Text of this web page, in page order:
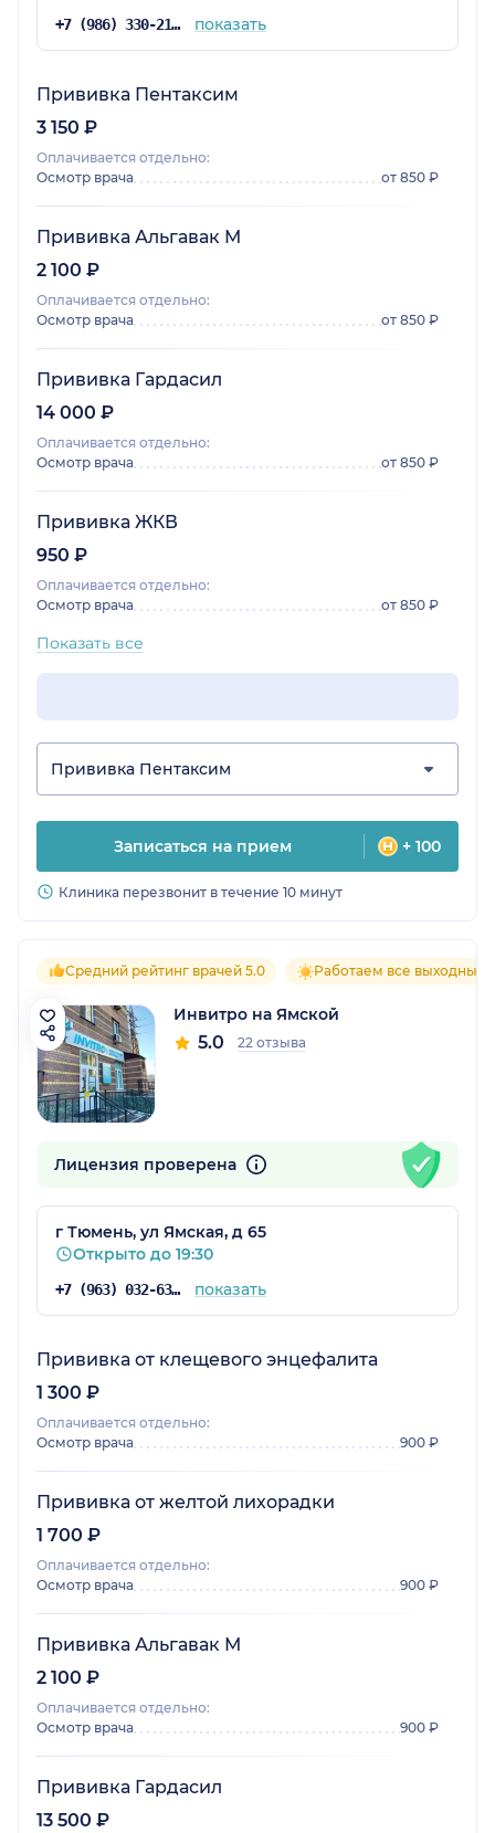
+7 (986) 330-21-79 показать
Прививка Пентаксим
3 150 ₽
Оплачивается отдельно:
Осмотр врача
от 850 ₽
Прививка Альгавак М
2 100 ₽
Оплачивается отдельно:
Осмотр врача
от 850 ₽
Прививка Гардасил
14 000 ₽
Оплачивается отдельно:
Осмотр врача
от 850 ₽
Прививка ЖКВ
950 ₽
Оплачивается отдельно:
Осмотр врача
от 850 ₽
Показать все
Прививка Пентаксим
Записаться на прием + 100
Клиника перезвонит в течение 10 минут
Средний рейтинг врачей 5.0 Работаем все выходные
Инвитро на Ямской
5.0 22 отзыва
Лицензия проверена
г Тюмень, ул Ямская, д 65
Открыто до 19:30
+7 (963) 032-63-92 показать
Прививка от клещевого энцефалита
1 300 ₽
Оплачивается отдельно:
Осмотр врача
900 ₽
Прививка от желтой лихорадки
1 700 ₽
Оплачивается отдельно:
Осмотр врача
900 ₽
Прививка Альгавак М
2 100 ₽
Оплачивается отдельно:
Осмотр врача
900 ₽
Прививка Гардасил
13 500 ₽